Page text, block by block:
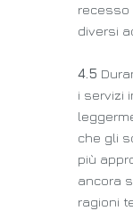
diversi
4.5
i servizi
che gli
più
ancora
ragioni